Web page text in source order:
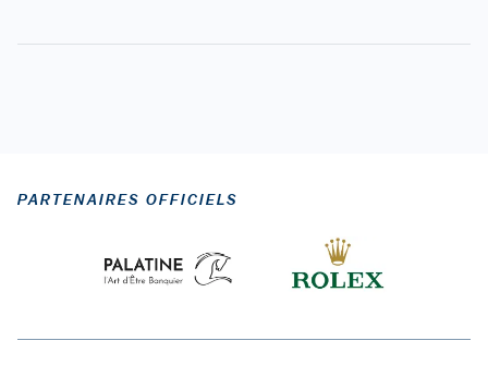
PARTENAIRES OFFICIELS